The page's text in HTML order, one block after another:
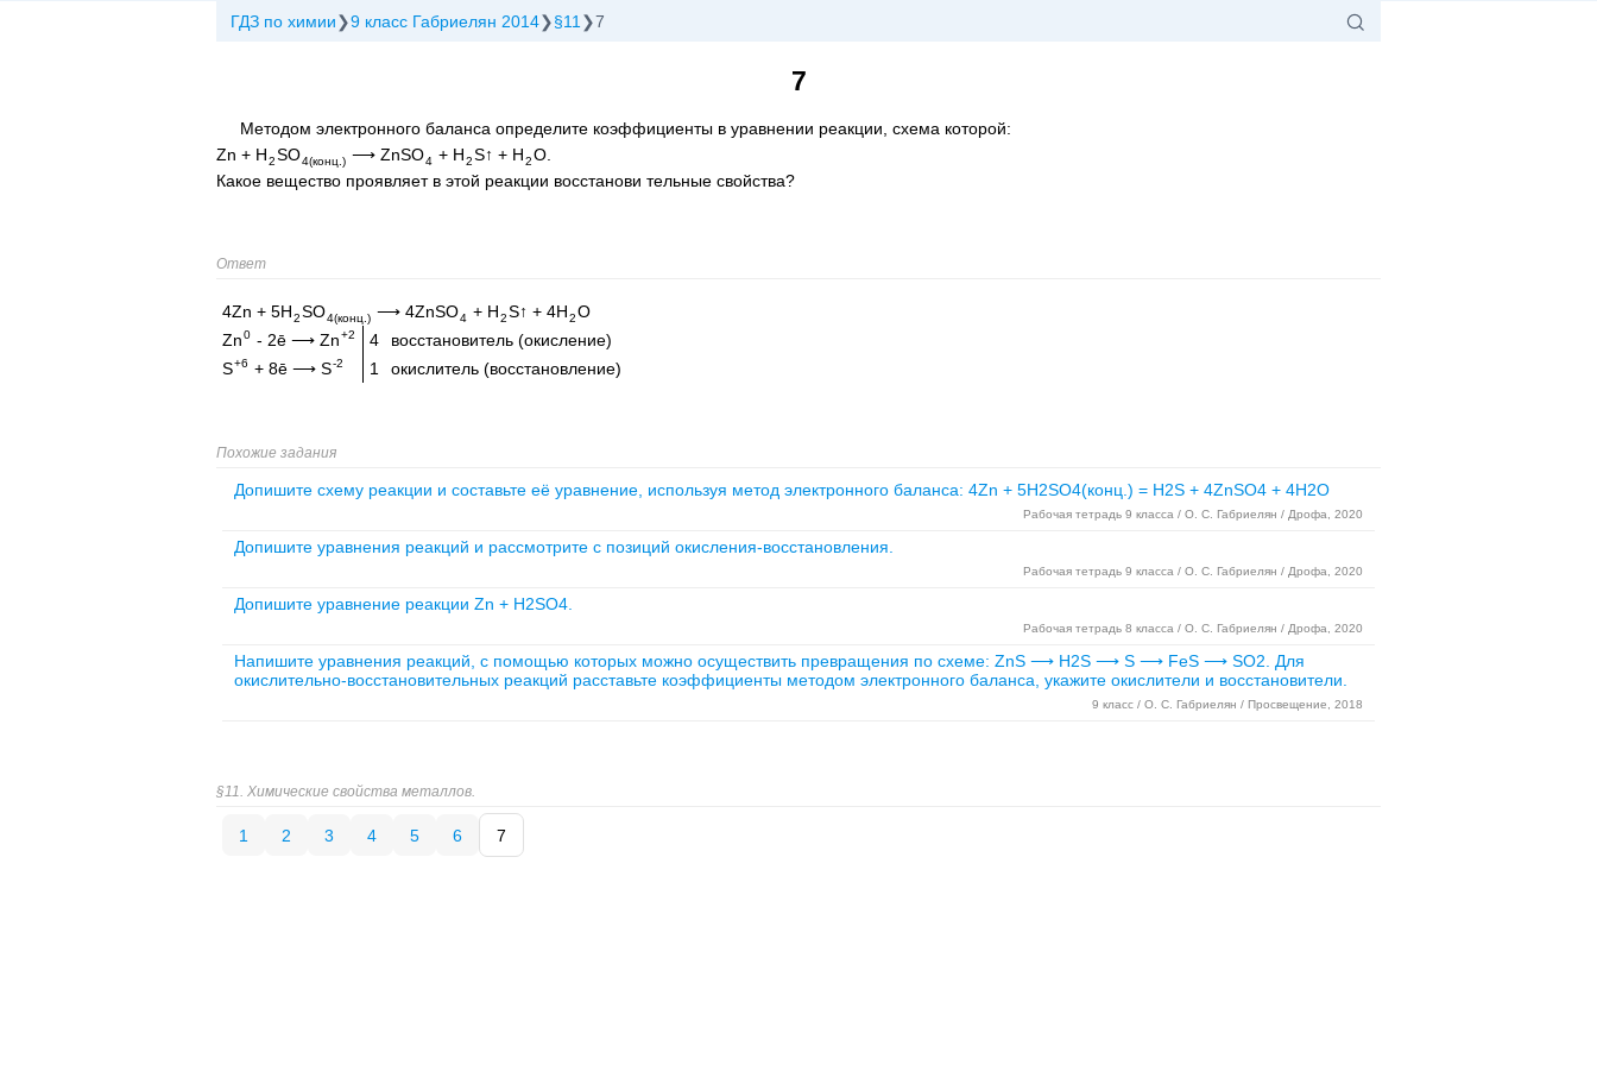
ГДЗ по химии 9 класс Габриелян 2014 §11 7
7
Методом электронного баланса определите коэффициенты в уравнении реакции, схема которой:
Zn + H2SO4(конц.) ⟶ ZnSO4 + H2S↑ + H2O.
Какое вещество проявляет в этой реакции восстанови тельные свойства?
Ответ
4Zn + 5H2SO4(конц.) ⟶ 4ZnSO4 + H2S↑ + 4H2O
Zn0 - 2ē ⟶ Zn+2 4
восстановитель (окисление)
S+6 + 8ē ⟶ S-2 1 окислитель (восстановление)
Похожие задания
Допишите схему реакции и составьте её уравнение, используя метод электронного баланса: 4Zn + 5H2SO4(конц.) = H2S + 4ZnSO4 + 4H2O
Рабочая тетрадь 9 класса / О. С. Габриелян / Дрофа, 2020
Допишите уравнения реакций и рассмотрите с позиций окисления-восстановления.
Рабочая тетрадь 9 класса / О. С. Габриелян / Дрофа, 2020
Допишите уравнение реакции Zn + H2SO4.
Рабочая тетрадь 8 класса / О. С. Габриелян / Дрофа, 2020
Напишите уравнения реакций, с помощью которых можно осуществить превращения по схеме: ZnS ⟶ H2S ⟶ S ⟶ FeS ⟶ SO2. Для
окислительно-восстановительных реакций расставьте коэффициенты методом электронного баланса, укажите окислители и восстановители.
9 класс / О. С. Габриелян / Просвещение, 2018
§11. Химические свойства металлов.
1 2 3 4 5 6 7